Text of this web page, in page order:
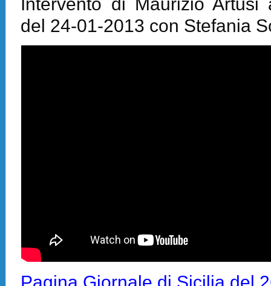
del 24-01-2013 con Stefania
Pagina Giornale di Sicilia del